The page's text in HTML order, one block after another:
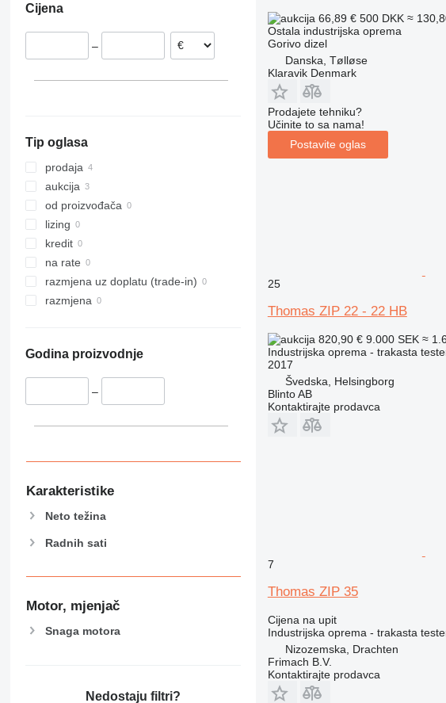
Danska
Ujedinjeno Kraljevstvo
Cijena
–
Tip oglasa
prodaja
aukcija
od proizvođača
lizing
kredit
na rate
razmjena uz doplatu (trade-in)
razmjena
Godina proizvodnje
–
Karakteristike
Neto težina
Radnih sati
Motor, mjenjač
Snaga motora
Nedostaju filtri?
66,89 € 500 DKK ≈
Ostala industrijska oprema
Gorivo dizel
Danska, Tølløse
Klaravik Denmark
Prodajete tehniku?
Učinite to sa nama!
Postavite oglas
25
Thomas ZIP 22 - 22 HB
820,90 € 9.000 SEK ≈
Industrijska oprema - trakasta
2017
Švedska, Helsingborg
Blinto AB
Kontaktirajte prodavca
7
Thomas ZIP 35
Cijena na upit
Industrijska oprema - trakasta
Nizozemska, Drachten
Frimach B.V.
Kontaktirajte prodavca